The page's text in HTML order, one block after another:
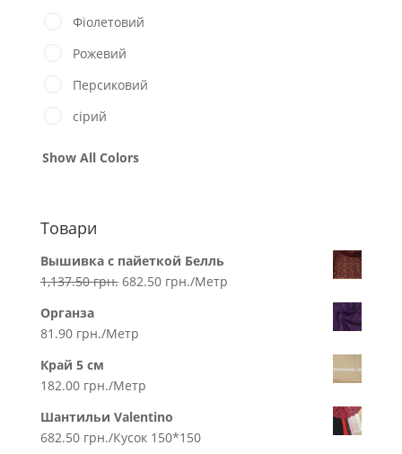
Фіолетовий
Рожевий
Персиковий
сірий
Show All Colors
Товари
Вышивка с пайеткой Белль
1,137.50грн. 682.50 грн./Метр
Органза
81.90 грн./Метр
Край 5 см
182.00 грн./Метр
Шантильи Valentino
682.50 грн./Кусок 150*150